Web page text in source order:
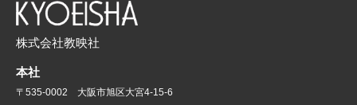
株式会社教映社
本社
〒535-0002 大阪市旭区大宮4-15-6